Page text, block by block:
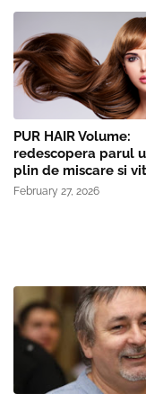
PUR HAIR Volume:
redescopera parul
plin de miscare si
February 27, 2026